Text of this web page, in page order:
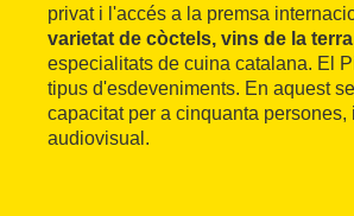
privat i l'accés a la premsa
varietat de còctels, vins de la
especialitats de cuina catalana. El
tipus d'esdeveniments. En aquest
capacitat per a cinquanta persones,
audiovisual.